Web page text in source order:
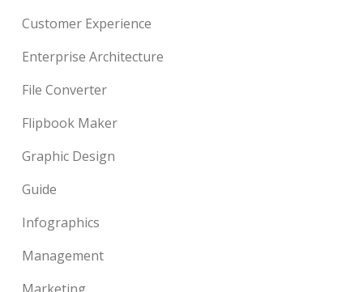
Customer Experience
Enterprise Architecture
File Converter
Flipbook Maker
Graphic Design
Guide
Infographics
Management